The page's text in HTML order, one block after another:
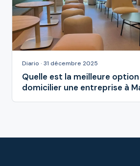
Diario · 31 décembre 2025
Quelle est la meilleure
domicilier une entreprise à